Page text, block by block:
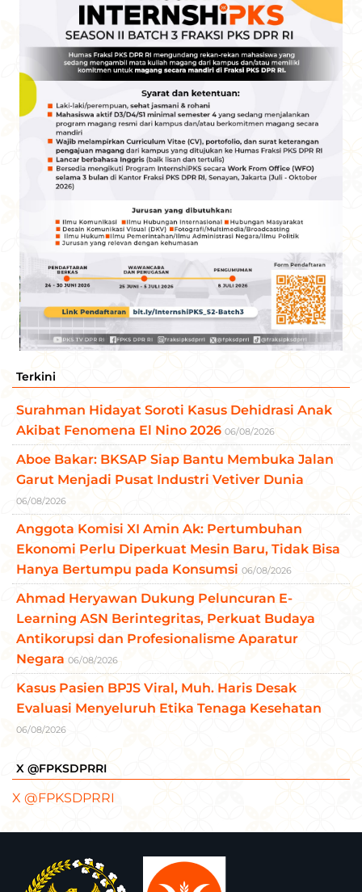
Terkini
Surahman Hidayat Soroti Kasus Dehidrasi Anak
Akibat Fenomena El Nino 2026 06/08/2026
Aboe Bakar: BKSAP Siap Bantu Membuka Jalan
Garut Menjadi Pusat Industri Vetiver Dunia
06/08/2026
Anggota Komisi XI Amin Ak: Pertumbuhan
Ekonomi Perlu Diperkuat Mesin Baru, Tidak Bisa
Hanya Bertumpu pada Konsumsi 06/08/2026
Ahmad Heryawan Dukung Peluncuran E-
Learning ASN Berintegritas, Perkuat Budaya
Antikorupsi dan Profesionalisme Aparatur
Negara 06/08/2026
Kasus Pasien BPJS Viral, Muh. Haris Desak
Evaluasi Menyeluruh Etika Tenaga Kesehatan
06/08/2026
X @FPKSDPRRI
X @FPKSDPRRI